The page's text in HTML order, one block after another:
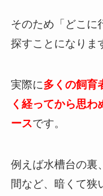
そのため「どこに
探すことになりま
実際に多くの飼育
く経ってから思
ースです。
例えば水槽台の裏
間など、暗くて狭